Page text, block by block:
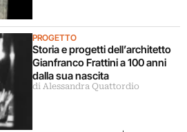
PROGETTO
Storia e progetti dell’architetto
Gianfranco Frattini a 100 anni
dalla sua nascita
di Alessandra Quattordio